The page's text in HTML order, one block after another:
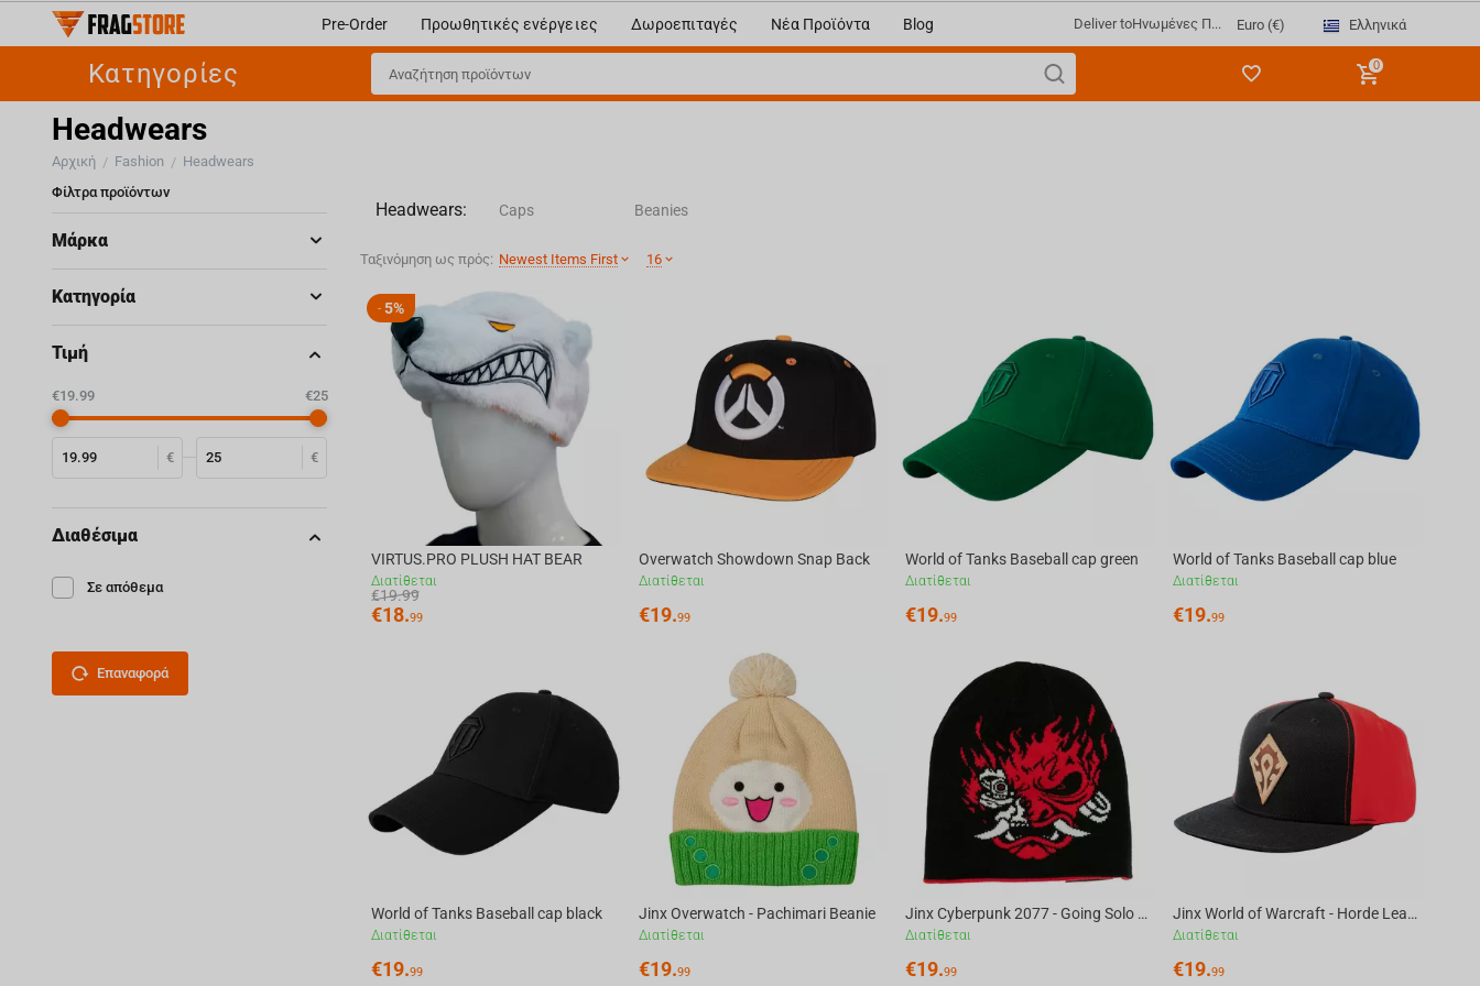
Pre-Order Προωθητικές ενέργειες Δωροεπιταγές Νέα Προϊόντα Blog Deliver toΗνωμένες Π... Euro (€) Ελληνικά
Κατηγορίες 0
Headwears
Αρχική / Fashion / Headwears
Headwears: Caps Beanies
Ταξινόμηση ως πρός: Newest Items First 16
- 5%
VIRTUS.PRO PLUSH HAT BEAR
Διατίθεται
€19.99
€18.99
Overwatch Showdown Snap Back
Διατίθεται
€19.99
World of Tanks Baseball cap green
Διατίθεται
€19.99
World of Tanks Baseball cap blue
Διατίθεται
€19.99
World of Tanks Baseball cap black
Διατίθεται
€19.99
Jinx Overwatch - Pachimari Beanie
Διατίθεται
€19.99
Jinx Cyberpunk 2077 - Going Solo Reversible Beanie Grey - Red
Διατίθεται
€19.99
Jinx World of Warcraft - Horde Leather Emblem Snapback
Διατίθεται
€19.99
Φίλτρα προϊόντων
Μάρκα
Κατηγορία
Τιμή
€ €
‎€19.99 ‎€25
Διαθέσιμα
Σε απόθεμα
Επαναφορά